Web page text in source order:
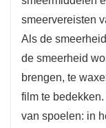
smeervereisten
Als de
de smeerheid
brengen, te
film te
van spoelen: in